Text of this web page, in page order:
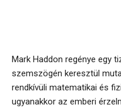
Mark Haddon regénye egy
szemszögén keresztül
rendkívüli matematikai és
ugyanakkor az emberi